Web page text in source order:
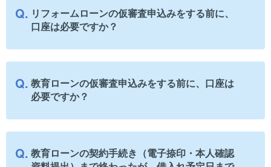
リフォームローンの仮審査申込みをする前に、
口座は必要ですか？
教育ローンの仮審査申込みをする前に、口座は
必要ですか？
教育ローンの契約手続き（電子捺印・本人確認